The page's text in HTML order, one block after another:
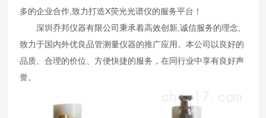
多的企业合作,致力打造X荧光光谱仪的服务平台！
深圳乔邦仪器有限公司秉承着高效创新,诚信服务的理念,
致力于国内外优良品管测量仪器的推广应用。本公司以良好的
品质、合理的价位、方便快捷的服务，在同行业中享有良好声
誉。